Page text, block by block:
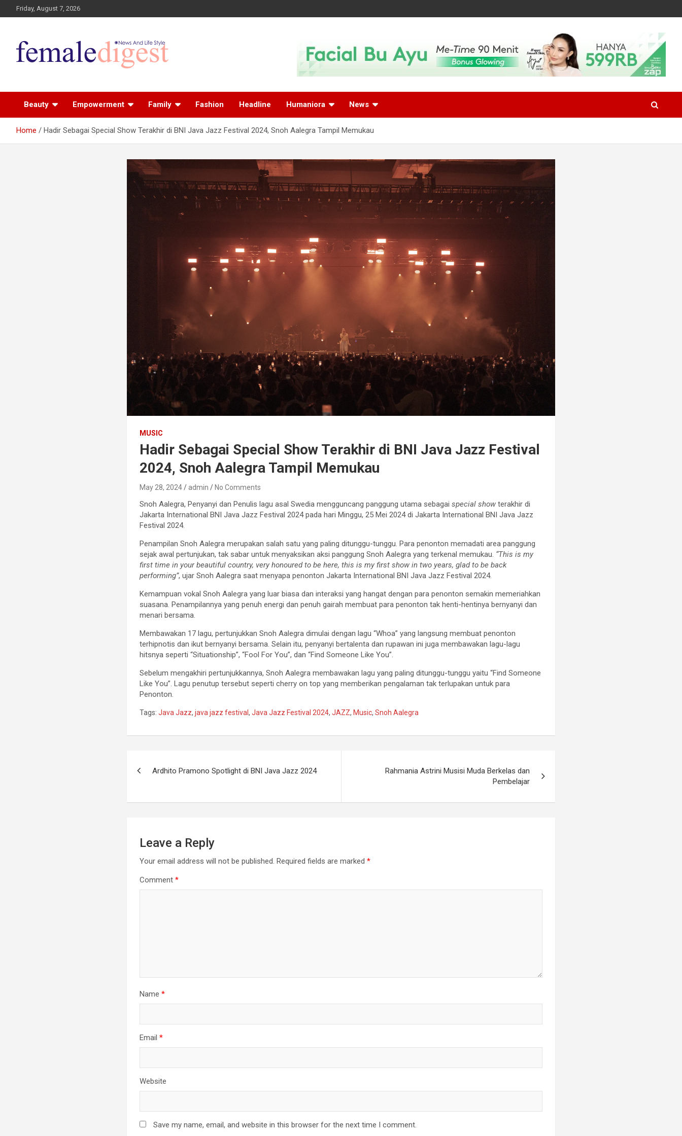
Friday, August 7, 2026
Beauty Empowerment Family Fashion Headline Humaniora News
Home Hadir Sebagai Special Show Terakhir di BNI Java Jazz Festival 2024, Snoh Aalegra Tampil Memukau
MUSIC
Hadir Sebagai Special Show Terakhir di BNI Java Jazz Festival
2024, Snoh Aalegra Tampil Memukau
May 28, 2024 admin No Comments
Snoh Aalegra, Penyanyi dan Penulis lagu asal Swedia mengguncang panggung utama sebagaispecial show terakhir di
Jakarta International BNI Java Jazz Festival 2024 pada hari Minggu, 25 Mei 2024 di Jakarta International BNI Java Jazz
Festival 2024.
Penampilan Snoh Aalegra merupakan salah satu yang paling ditunggu-tunggu. Para penonton memadati area panggung
sejak awal pertunjukan, tak sabar untuk menyaksikan aksi panggung Snoh Aalegra yang terkenal memukau. “This is my
first time in your beautiful country, very honoured to be here, this is my first show in two years, glad to be back
performing”, ujar Snoh Aalegra saat menyapa penonton Jakarta International BNI Java Jazz Festival 2024.
Kemampuan vokal Snoh Aalegra yang luar biasa dan interaksi yang hangat dengan para penonton semakin memeriahkan
suasana. Penampilannya yang penuh energi dan penuh gairah membuat para penonton tak henti-hentinya bernyanyi dan
menari bersama.
Membawakan 17 lagu, pertunjukkan Snoh Aalegra dimulai dengan lagu “Whoa” yang langsung membuat penonton
terhipnotis dan ikut bernyanyi bersama. Selain itu, penyanyi bertalenta dan rupawan ini juga membawakan lagu-lagu
hitsnya seperti “Situationship”, “Fool For You”, dan “Find Someone Like You”.
Sebelum mengakhiri pertunjukkannya, Snoh Aalegra membawakan lagu yang paling ditunggu-tunggu yaitu “Find Someone
Like You”. Lagu penutup tersebut seperti cherry on top yang memberikan pengalaman tak terlupakan untuk para
Penonton.
Tags: Java Jazz,java jazz festival,Java Jazz Festival 2024,JAZZ, Music,Snoh Aalegra
Ardhito Pramono Spotlight di BNI Java Jazz 2024
Rahmania Astrini Musisi Muda Berkelas dan
Pembelajar
Leave a Reply
Your email address will not be published. Required fields are marked*
Comment*
Name*
Email*
Website
Save my name, email, and website in this browser for the next time I comment.